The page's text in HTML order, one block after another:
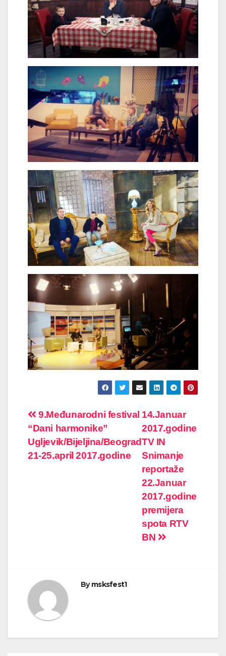
Post
navigation
14.Januar
2017.godine
TV IN
Snimanje
reportaže
22.Januar
2017.godine
premijera
spota RTV
BN
9.Međunarodni festival
“Dani harmonike”
Ugljevik/Bijeljina/Beograd
21-25.april 2017.godine
Bymsksfest1